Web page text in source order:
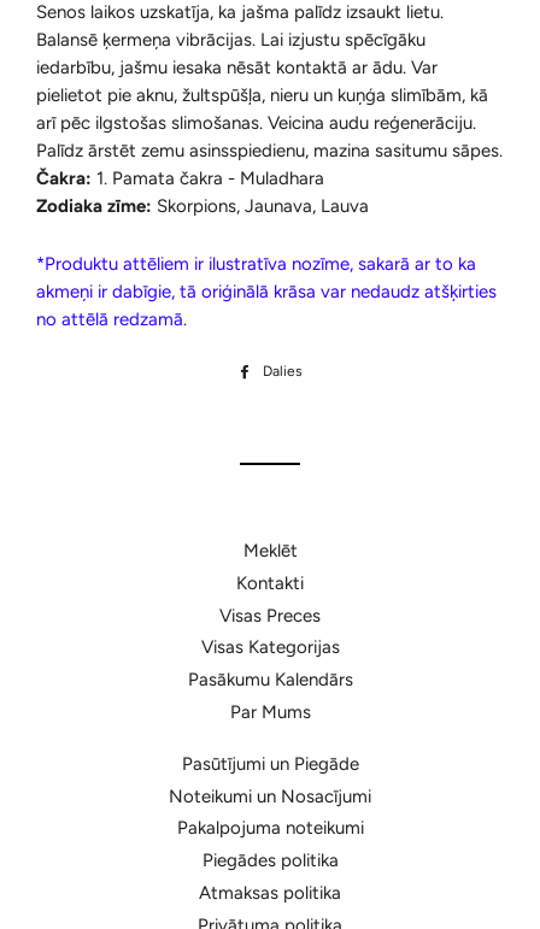
Senos laikos uzskatīja, ka jašma palīdz izsaukt lietu.
Balansē ķermeņa vibrācijas. Lai izjustu spēcīgāku
iedarbību, jašmu iesaka nēsāt kontaktā ar ādu. Var
pielietot pie aknu, žultspūšļa, nieru un kuņģa slimībām, kā
arī pēc ilgstošas slimošanas. Veicina audu reģenerāciju.
Palīdz ārstēt zemu asinsspiedienu, mazina sasitumu sāpes.
Čakra: 1. Pamata čakra - Muladhara
Zodiaka zīme: Skorpions, Jaunava, Lauva
*Produktu attēliem ir ilustratīva nozīme, sakarā ar to ka
akmeņi ir dabīgie, tā oriģinālā krāsa var nedaudz atšķirties
no attēlā redzamā.
Dalies
Meklēt
Kontakti
Visas Preces
Visas Kategorijas
Pasākumu Kalendārs
Par Mums
Pasūtījumi un Piegāde
Noteikumi un Nosacījumi
Pakalpojuma noteikumi
Piegādes politika
Atmaksas politika